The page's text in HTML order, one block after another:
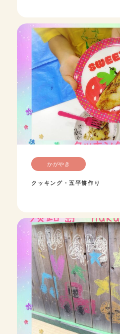
かがやき
クッキング・五平餅作り